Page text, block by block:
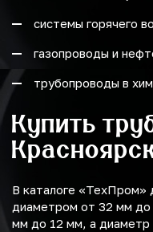
системы горячего
газопроводы и
трубопроводы в
Купить
В каталоге «ТехПром»
диаметром от 32 мм
мм до 12 мм, а